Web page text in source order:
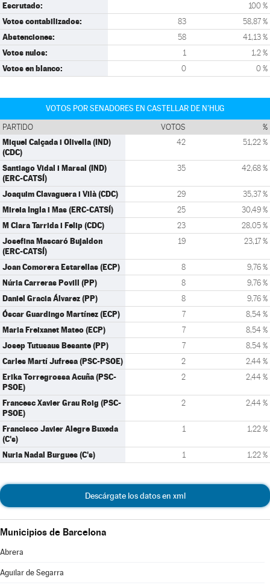
Escrutado: 100 %
Votos contabilizados: 83 58,87 %
Abstenciones: 58 41,13 %
Votos nulos: 1 1,2 %
Votos en blanco: 0 0 %
VOTOS POR SENADORES EN CASTELLAR DE N'HUG
PARTIDO VOTOS %
Miquel Calçada i Olivella (IND)
(CDC)
42 51,22 %
Santiago Vidal i Marsal (IND)
(ERC-CATSÍ)
35 42,68 %
Joaquim Clavaguera i Vilà (CDC) 29 35,37 %
Mireia Ingla i Mas (ERC-CATSÍ) 25 30,49 %
M Clara Tarrida i Felip (CDC) 23 28,05 %
Josefina Mascaró Bujaldon
(ERC-CATSÍ)
19 23,17 %
Joan Comorera Estarellas (ECP) 8 9,76 %
Núria Carreras Povill (PP) 8 9,76 %
Daniel Gracia Álvarez (PP) 8 9,76 %
Óscar Guardingo Martínez (ECP) 7 8,54 %
Maria Freixanet Mateo (ECP) 7 8,54 %
Josep Tutusaus Besante (PP) 7 8,54 %
Carles Martí Jufresa (PSC-PSOE) 2 2,44 %
Erika Torregrossa Acuña (PSC-
PSOE)
2 2,44 %
Francesc Xavier Grau Roig (PSC-
PSOE)
2 2,44 %
Francisco Javier Alegre Buxeda
(C's)
1 1,22 %
Nuria Nadal Burgues (C's) 1 1,22 %
Descárgate los datos en xml
Municipios de Barcelona
Abrera
Aguilar de Segarra